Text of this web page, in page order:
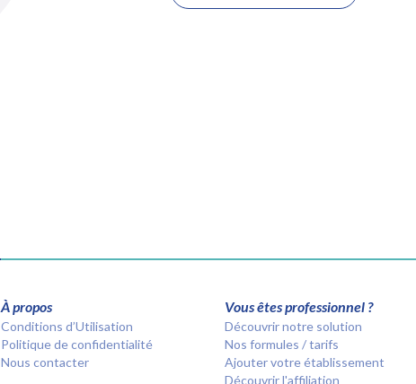
À propos
Conditions d’Utilisation
Politique de confidentialité
Nous contacter
Vous êtes professionnel ?
Découvrir notre solution
Nos formules / tarifs
Ajouter votre établissement
Découvrir l'affiliation